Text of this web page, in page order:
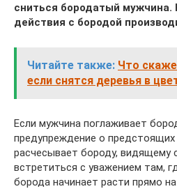
сниться бородатый мужчина.
действия с бородой
Читайте также: Что
если снятся деревья в
Если мужчина поглаживает
предупреждение о предстоящих
расчесывает бороду, видящему
встретиться с уважением там,
борода начинает расти прямо